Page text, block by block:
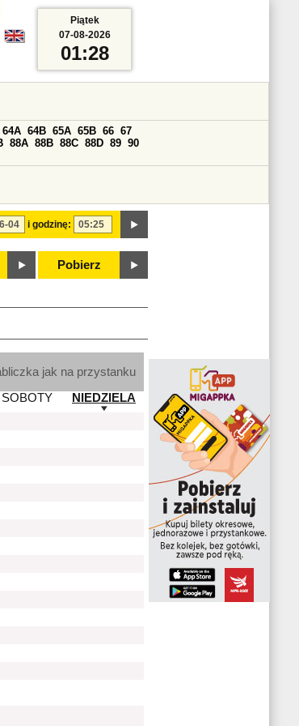
i godzinę:
64A 64B 65A 65B 66 67
88A 88B 88C 88D 89 90
Pobierz
Piątek
07-08-2026
01:28
jak na przystanku
SOBOTY
NIEDZIELA